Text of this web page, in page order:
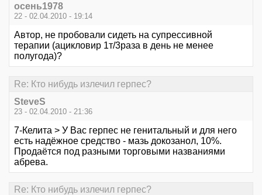
осень1978
22 - 02.04.2010 - 19:14
Автор, не пробовали сидеть на супрессивной
терапии (ацикловир 1т/3раза в день не менее
полугода)?
Re: Кто нибудь излечил герпес?
SteveS
23 - 02.04.2010 - 21:36
7-Келита > У Вас герпес не генитальный и для него
есть надёжное средство - мазь докозанол, 10%.
Продаётся под разными торговыми названиями
абрева.
Re: Кто нибудь излечил герпес?